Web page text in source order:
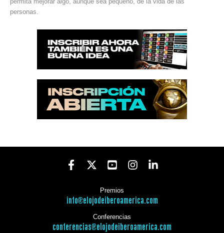
personas.
Premios
info@elojodeiberoamerica.com
Conferencias
conferencias@elojodeiberoamerica.com